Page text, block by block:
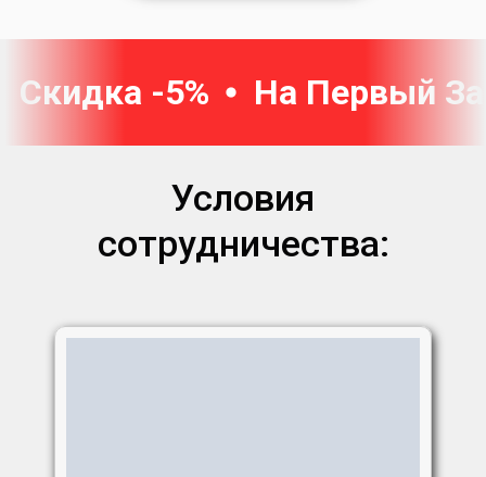
Условия
сотрудничества:
Скидка -5% На Первый